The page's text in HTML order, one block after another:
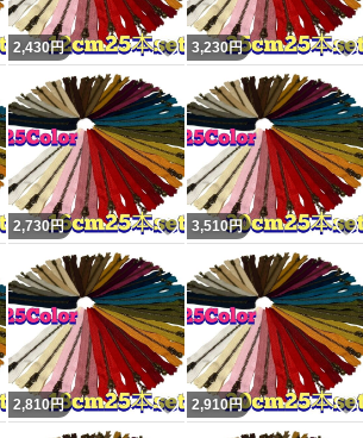
いいね！
2,430円 いいね！
3,230円
いいね！
2,730円 いいね！
3,510円
いいね！
2,810円 いいね！
2,910円